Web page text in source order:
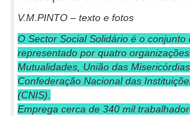
V.M.PINTO – texto e fotos
O Sector Social Solidário é o
representado por quatro
Mutualidades, União das
Confederação Nacional das
(CNIS).
Emprega cerca de 340 mil